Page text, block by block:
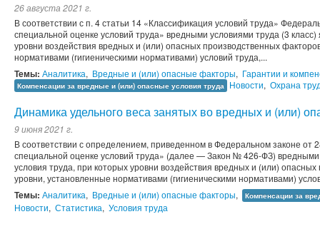
26 августа 2021 г.
В соответствии с п. 4 статьи 14 «Классификация условий труда»
специальной оценке условий труда» вредными условиями труда (3
уровни воздействия вредных и (или) опасных производственных
нормативами (гигиеническими нормативами) условий труда,...
Темы: Аналитика, Вредные и (или) опасные факторы, Гарантии и
Компенсации за вредные и (или) опасные условия труда Новости, Охрана
Динамика удельного веса занятых во вредных и (или)
9 июня 2021 г.
В соответствии с определением, приведенном в Федеральном законе
специальной оценке условий труда» (далее — Закон № 426-ФЗ) вредными
условия труда, при которых уровни воздействия вредных и (или)
уровни, установленные нормативами (гигиеническими нормативами)
Темы: Аналитика, Вредные и (или) опасные факторы, Компенсации за
Новости, Статистика, Условия труда